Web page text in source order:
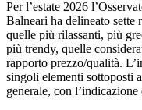
Per l’estate 2026
Balneari ha delineato sette
quelle più rilassanti, più
più trendy, quelle
rapporto prezzo/qualità.
singoli elementi sottoposti
generale, con